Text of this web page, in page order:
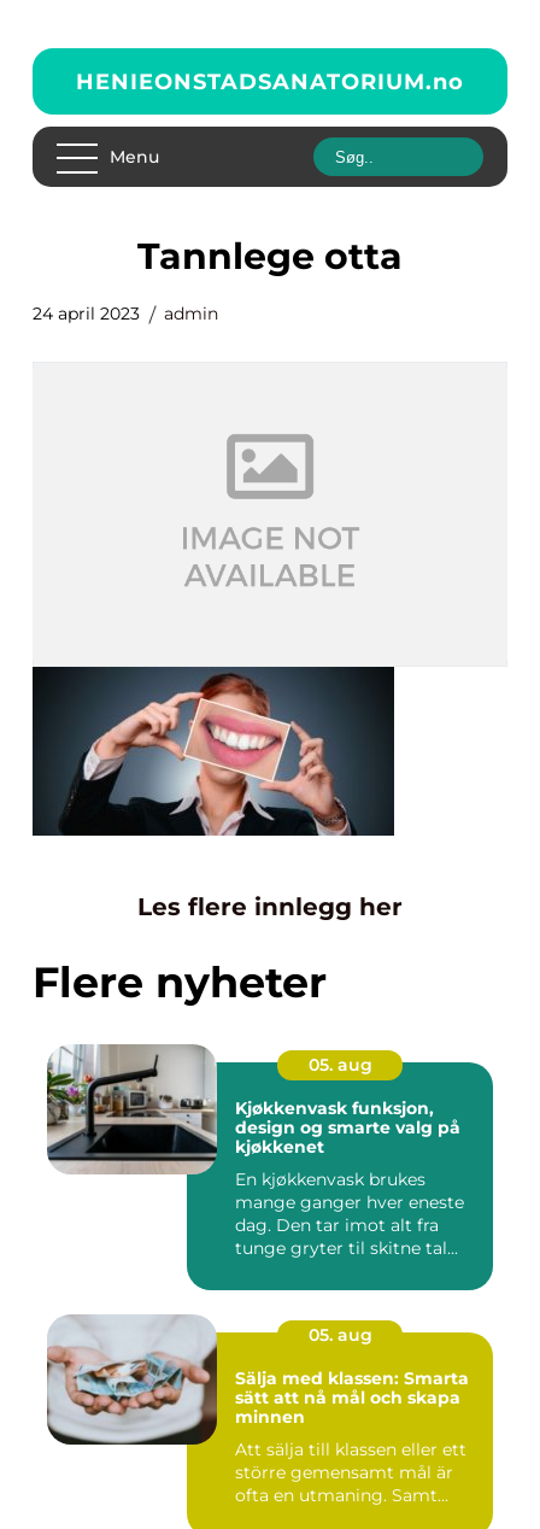
HENIEONSTADSANATORIUM.no
Menu
tannlege otta
24 april 2023 admin
Les flere innlegg her
Flere nyheter
05. aug
Kjøkkenvask funksjon,
design og smarte valg på
kjøkkenet
En kjøkkenvask brukes
mange ganger hver eneste
dag. Den tar imot alt fra
tunge gryter til skitne tal...
05. aug
Sälja med klassen: Smarta
sätt att nå mål och skapa
minnen
Att sälja till klassen eller ett
större gemensamt mål är
ofta en utmaning. Samt...